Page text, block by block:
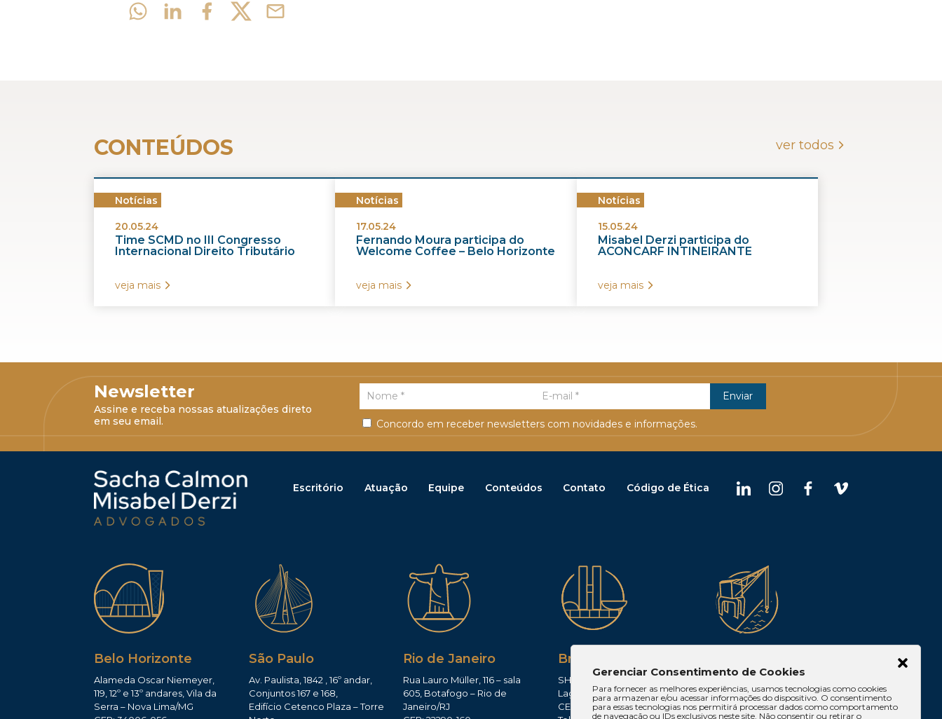
CONTEÚDOS ver todos
Notícias
20.05.24
Time SCMD no III Congresso
Internacional Direito Tributário
veja mais
Notícias
17.05.24
Fernando Moura participa do
Welcome Coffee – Belo Horizonte
veja mais
Notícias
15.05.24
Misabel Derzi participa do
ACONCARF INTINEIRANTE
veja mais
Newsletter
Assine e receba nossas atualizações direto
em seu email.
Concordo em receber newsletters com novidades e informações.
Escritório Atuação Equipe Conteúdos Contato Código de Ética
Belo Horizonte
Alameda Oscar Niemeyer,
119, 12º e 13º andares, Vila da
Serra – Nova Lima/MG
São Paulo
Av. Paulista, 1842 , 16º andar,
Conjuntos 167 e 168,
Edifício Cetenco Plaza – Torre
Rio de Janeiro
Rua Lauro Müller, 116 – sala
605, Botafogo – Rio de
Janeiro/RJ
Brasília
SHIS QI 11, Conj. 10, Casa 05,
Lago Sul – Brasília/DF
CEP: 71625-300
Av. Visconde de Souza
Franco, 05, Sala 2102 – Edifício
Quadra Corporate, Umarizal –
Gerenciar Consentimento de Cookies
Para fornecer as melhores experiências, usamos tecnologias como cookies
para armazenar e/ou acessar informações do dispositivo. O consentimento
para essas tecnologias nos permitirá processar dados como comportamento
de navegação ou IDs exclusivos neste site. Não consentir ou retirar o